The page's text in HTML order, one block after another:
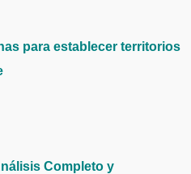
para establecer territorios
Completo y